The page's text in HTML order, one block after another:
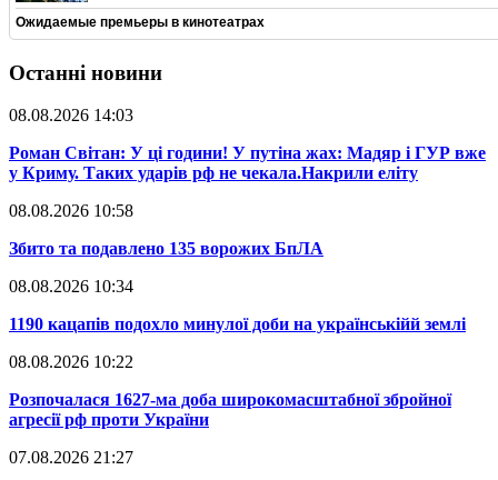
Ожидаемые премьеры в кинотеатрах
Останні новини
08.08.2026 14:03
​Роман Світан: У ці години! У путіна жах: Мадяр і ГУР вже
у Криму. Таких ударів рф не чекала.Накрили еліту
08.08.2026 10:58
​Збито та подавлено 135 ворожих БпЛА
08.08.2026 10:34
​1190 кацапів подохло минулої доби на українськійй землі
08.08.2026 10:22
​Розпочалася 1627-ма доба широкомасштабної збройної
агресії рф проти України
07.08.2026 21:27